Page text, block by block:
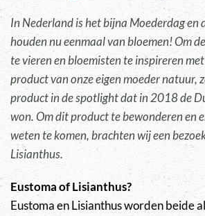
In Nederland is het bijna Moederdag en
houden nu eenmaal van bloemen! Om
te vieren en bloemisten te inspireren
product van onze eigen moeder natuur,
product in de spotlight dat in 2018 de
won. Om dit product te bewonderen en
weten te komen, brachten wij een
Lisianthus.
Eustoma of Lisianthus?
Eustoma en Lisianthus worden beide